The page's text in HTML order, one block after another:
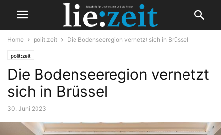
Home polit:zeit Die Bodenseeregion vernetzt sich in Brüssel
polit:zeit
Die Bodenseeregion vernetzt
sich in Brüssel
30. Juni 2023